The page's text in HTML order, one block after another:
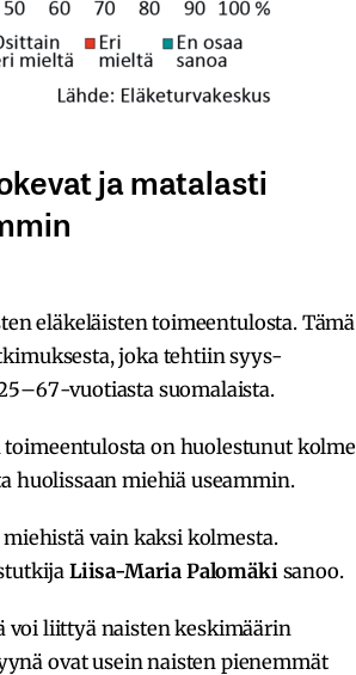
ja matalasti
eläkeläisten toimeentulosta. Tämä
joka tehtiin syys-
vuotiasta suomalaista.
on huolestunut kolme
huolissaan miehiä useammin.
vain kaksi kolmesta.
Liisa-Maria Palomäki sanoo.
voi liittyä naisten keskimäärin
ovat usein naisten pienemmät